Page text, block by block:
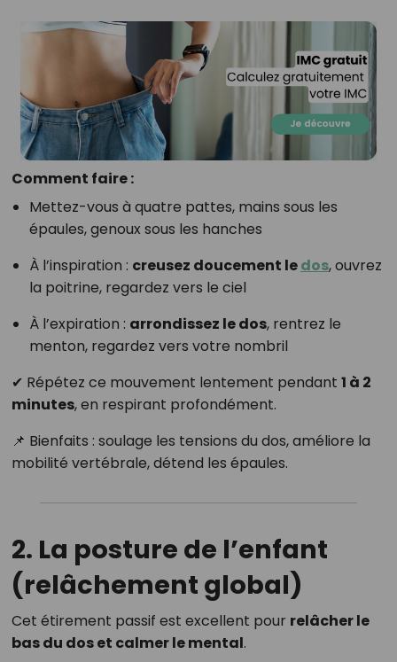
Comment faire :
Mettez-vous à quatre pattes, mains sous les
épaules, genoux sous les hanches
À l’inspiration : creusez doucement ledos, ouvrez
la poitrine, regardez vers le ciel
À l’expiration : arrondissez le dos, rentrez le
menton, regardez vers votre nombril
✔ Répétez ce mouvement lentement pendant 1 à 2
minutes, en respirant profondément.
📌 Bienfaits : soulage les tensions du dos, améliore la
mobilité vertébrale, détend les épaules.
2. La posture de l’enfant
(relâchement global)
Cet étirement passif est excellent pour relâcher le
bas du dos et calmer le mental.